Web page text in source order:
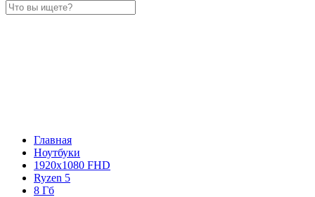
Главная
Ноутбуки
1920x1080 FHD
Ryzen 5
8 Гб